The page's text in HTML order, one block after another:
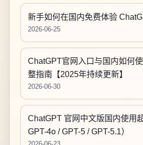
新手如何在国内免费体验
2026-06-25
ChatGPT官网入口与国内如何
整指南【2025年持续更新】
2026-06-30
ChatGPT 官网中文版国内使用
GPT-4o / GPT-5 / GPT-5.1）